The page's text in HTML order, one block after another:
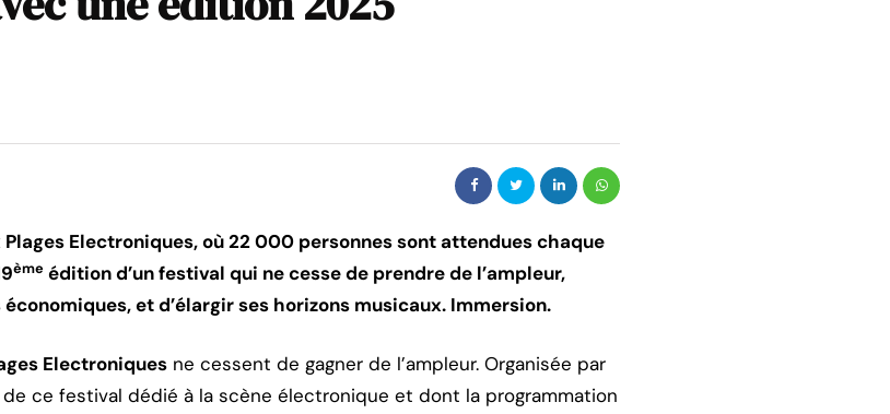
Electroniques, où 22 000 personnes sont attendues chaque
ème édition d’un festival qui ne cesse de prendre de l’ampleur,
et d’élargir ses horizons musicaux. Immersion.
Electroniques ne cessent de gagner de l’ampleur. Organisée par
ce festival dédié à la scène électronique et dont la programmation